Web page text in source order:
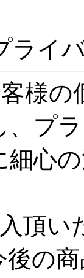
ライ
様の
、プ
細心
頂い
後の